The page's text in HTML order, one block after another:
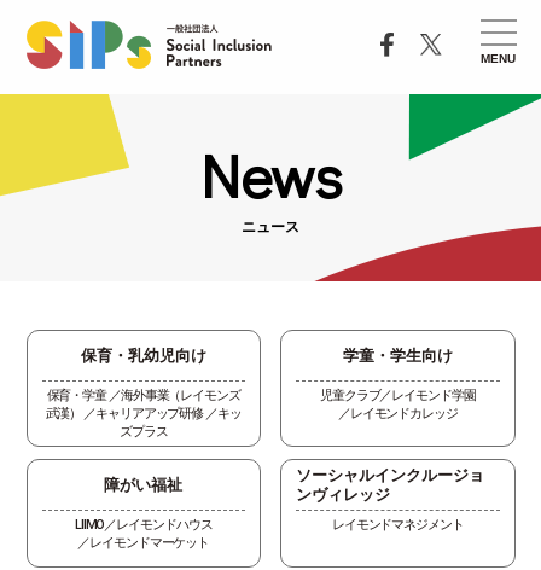
MENU
News
ニュース
保育・乳幼児向け
保育・学童
海外事業（レイモンズ
武漢）
キャリアアップ研修
キッ
ズプラス
学童・学生向け
児童クラブ
レイモンド学園
レイモンドカレッジ
障がい福祉
LIIMO
レイモンドハウス
レイモンドマーケット
ソーシャルインクルージョ
ンヴィレッジ
レイモンドマネジメント